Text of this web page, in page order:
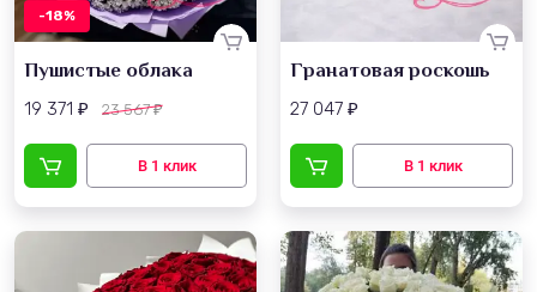
-18%
Пушистые облака
19 371 ₽ 23 567₽
Гранатовая роскошь
27 047 ₽